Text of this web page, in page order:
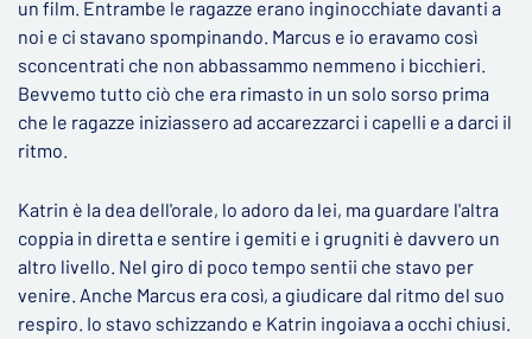
un film. Entrambe le ragazze erano inginocchiate davanti a
noi e ci stavano spompinando. Marcus e io eravamo così
sconcentrati che non abbassammo nemmeno i bicchieri.
Bevvemo tutto ciò che era rimasto in un solo sorso prima
che le ragazze iniziassero ad accarezzarci i capelli e a darci il
ritmo.
Katrin è la dea dell'orale, lo adoro da lei, ma guardare l'altra
coppia in diretta e sentire i gemiti e i grugniti è davvero un
altro livello. Nel giro di poco tempo sentii che stavo per
venire. Anche Marcus era così, a giudicare dal ritmo del suo
respiro. Io stavo schizzando e Katrin ingoiava a occhi chiusi.